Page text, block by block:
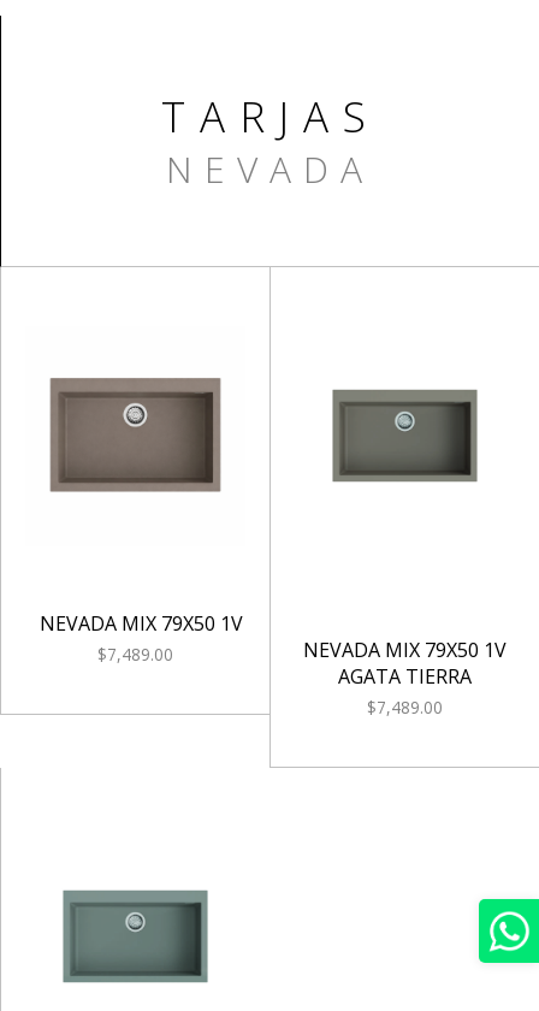
TARJAS
NEVADA
NEVADA MIX 79X50 1V
$7,489.00
NEVADA MIX 79X50 1V
AGATA TIERRA
$7,489.00